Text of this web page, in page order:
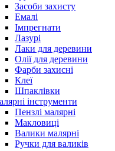
Засоби захисту
Емалі
Імпрегнати
Лазурі
Лаки для деревини
Олії для деревини
Фарби захисні
Клеї
Шпаклівки
інструменти
Пензлі малярні
Макловиці
Валики малярні
Ручки для валиків